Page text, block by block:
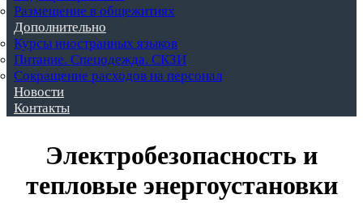
Размещение в общежитиях
Дополнительно
Курсы иностранных языков
Питание. Спецодежда. СКЗИ
Сокращение расходов на персонал
Новости
Контакты
Электробезопасность и
тепловые энергоустановки